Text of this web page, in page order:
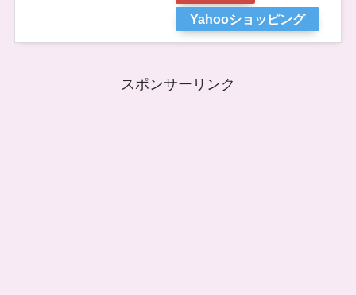
Yahooショッピング
スポンサーリンク